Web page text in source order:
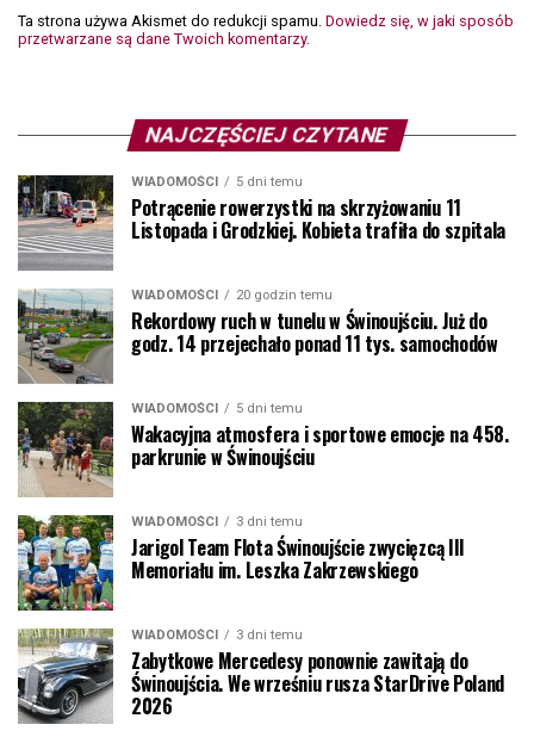
Ta strona używa Akismet do redukcji spamu. Dowiedz się, w jaki sposób
przetwarzane są dane Twoich komentarzy.
NAJCZĘŚCIEJ CZYTANE
WIADOMOŚCI 5 dni temu
Potrącenie rowerzystki na skrzyżowaniu 11
Listopada i Grodzkiej. Kobieta trafiła do szpitala
WIADOMOŚCI 20 godzin temu
Rekordowy ruch w tunelu w Świnoujściu. Już do
godz. 14 przejechało ponad 11 tys. samochodów
WIADOMOŚCI 5 dni temu
Wakacyjna atmosfera i sportowe emocje na 458.
parkrunie w Świnoujściu
WIADOMOŚCI 3 dni temu
Jarigol Team Flota Świnoujście zwycięzcą III
Memoriału im. Leszka Zakrzewskiego
WIADOMOŚCI 3 dni temu
Zabytkowe Mercedesy ponownie zawitają do
Świnoujścia. We wrześniu rusza StarDrive Poland
2026